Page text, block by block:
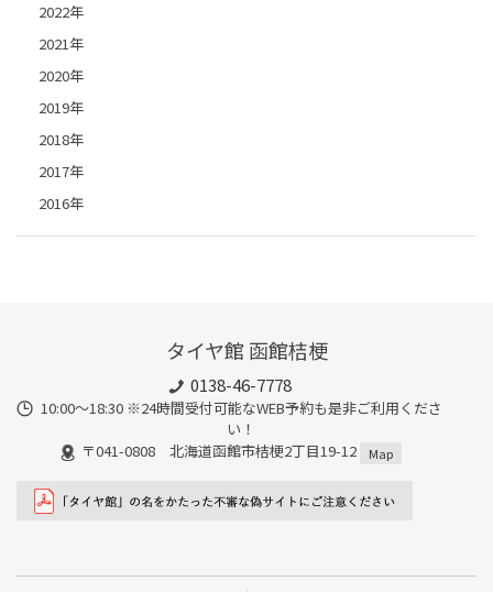
2022年
2021年
2020年
2019年
2018年
2017年
2016年
タイヤ館 函館桔梗
0138-46-7778
10:00～18:30 ※24時間受付可能なWEB予約も是非ご利用くださ
い！
〒041-0808 北海道函館市桔梗2丁目19-12
Map